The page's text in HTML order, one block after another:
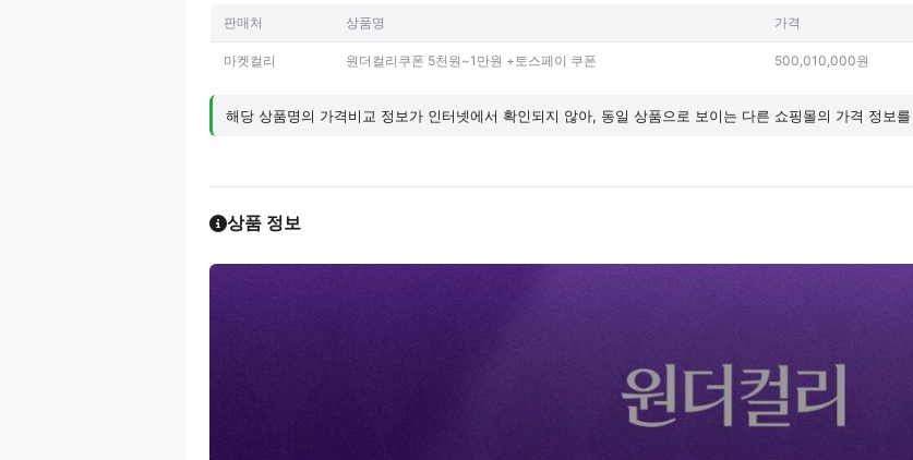
판매처 상품명 가격
마켓컬리 원더컬리쿠폰 5천원~1만원 +토스페이 쿠폰 500,010,000원
해당 상품명의 가격비교 정보가 인터넷에서 확인되지 않아, 동일 상품으로 보이는 다른 쇼핑몰의 가격 정보
상품 정보